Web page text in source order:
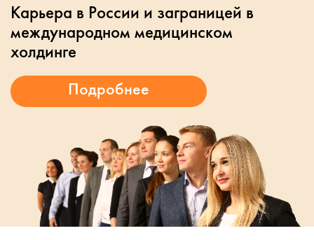
Карьера в России и заграницей в
международном медицинском
холдинге